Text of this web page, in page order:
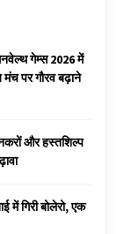
गेम्स 2026 में
पर गौरव बढ़ाने
और हस्तशिल्प
गिरी बोलेरो, एक